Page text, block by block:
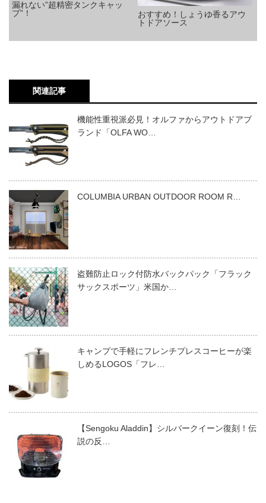
漏れない”超精密タンクキャッ
プ”！
おすすめ！しょうゆ香るアウ
トドアソース
関連記事
機能性重視派必見！オルファからアウトドアブ
ランド「OLFA WO…
COLUMBIA URBAN OUTDOOR ROOM R…
盗難防止ロック付防水バックパック「フラック
サックスポーツ」米国か…
キャンプで手軽にフレンチプレスコーヒーが楽
しめるLOGOS「フレ…
【Sengoku Aladdin】シルバークイーン復刻！伝
説の反…